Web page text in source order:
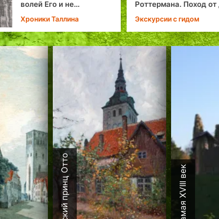
волей Его и не
скорбите»: как собор
Александра Невского
Александровским
собором в Ревеле стал
Хроники Таллина
Роттермана. Поход от
Зоткина
Экскурсии с гидом
Датский принц Отто Каламая XVIII век